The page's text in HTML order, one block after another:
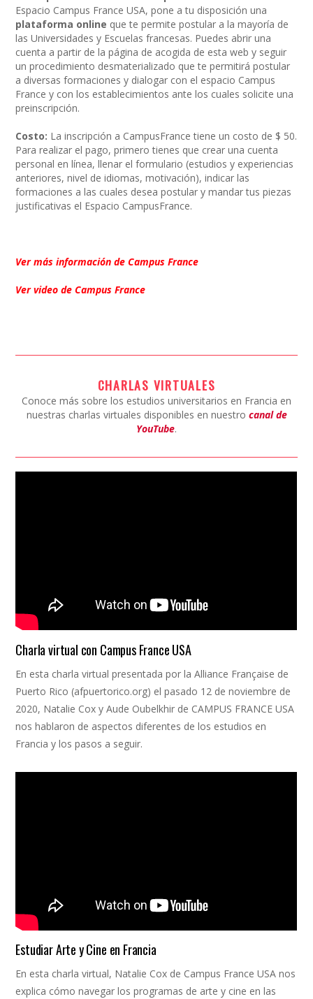
Espacio Campus France USA, pone a tu disposición una
plataforma online que te permite postular a la mayoría de
las Universidades y Escuelas francesas. Puedes abrir una
cuenta a partir de la página de acogida de esta web y seguir
un procedimiento desmaterializado que te permitirá postular
a diversas formaciones y dialogar con el espacio Campus
France y con los establecimientos ante los cuales solicite una
preinscripción.
Costo: La inscripción a CampusFrance tiene un costo de $ 50.
Para realizar el pago, primero tienes que crear una cuenta
personal en línea, llenar el formulario (estudios y experiencias
anteriores, nivel de idiomas, motivación), indicar las
formaciones a las cuales desea postular y mandar tus piezas
justificativas el Espacio CampusFrance.
Ver más información de Campus France
Ver video de Campus France
CHARLAS VIRTUALES
Conoce más sobre los estudios universitarios en Francia en
nuestras charlas virtuales disponibles en nuestro canal de
YouTube.
Charla virtual con Campus France USA
En esta charla virtual presentada por la Alliance Française de
Puerto Rico (afpuertorico.org) el pasado 12 de noviembre de
2020, Natalie Cox y Aude Oubelkhir de CAMPUS FRANCE USA
nos hablaron de aspectos diferentes de los estudios en
Francia y los pasos a seguir.
Estudiar Arte y Cine en Francia
En esta charla virtual, Natalie Cox de Campus France USA nos
explica cómo navegar los programas de arte y cine en las